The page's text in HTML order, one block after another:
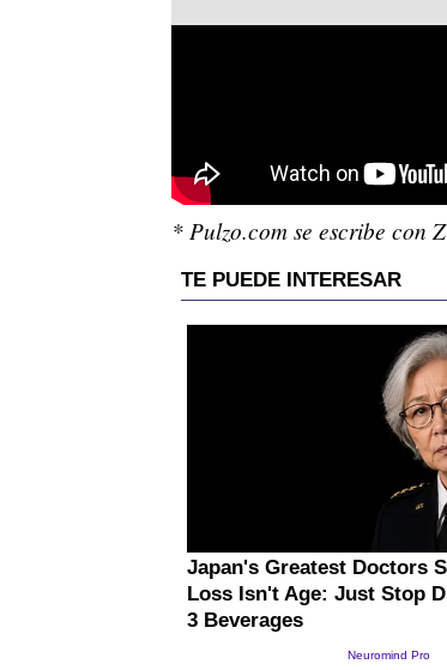
* Pulzo.com se escribe con Z